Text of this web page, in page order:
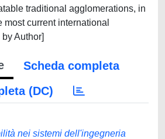
traditional agglomerations, in
current international
Author]
Scheda completa
(DC)
nei sistemi dell'ingegneria